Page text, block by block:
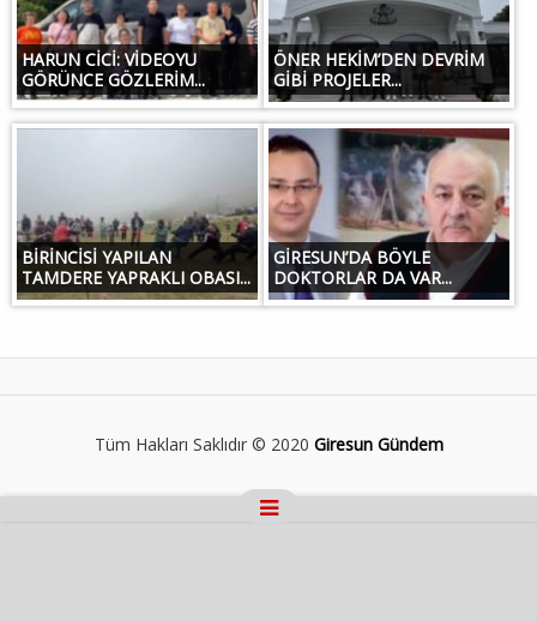
HARUN CİCİ: VİDEOYU
GÖRÜNCE GÖZLERİM...
ÖNER HEKİM’DEN DEVRİM
GİBİ PROJELER...
BİRİNCİSİ YAPILAN
TAMDERE YAPRAKLI OBASI...
GİRESUN’DA BÖYLE
DOKTORLAR DA VAR...
Tüm Hakları Saklıdır © 2020 Giresun Gündem